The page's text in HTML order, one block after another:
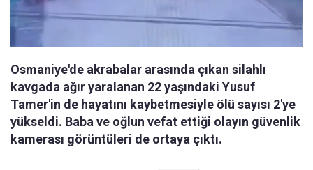
Osmaniye'de akrabalar arasında çıkan silahlı
kavgada ağır yaralanan 22 yaşındaki Yusuf
Tamer'in de hayatını kaybetmesiyle ölü sayısı 2'ye
yükseldi. Baba ve oğlun vefat ettiği olayın güvenlik
kamerası görüntüleri de ortaya çıktı.